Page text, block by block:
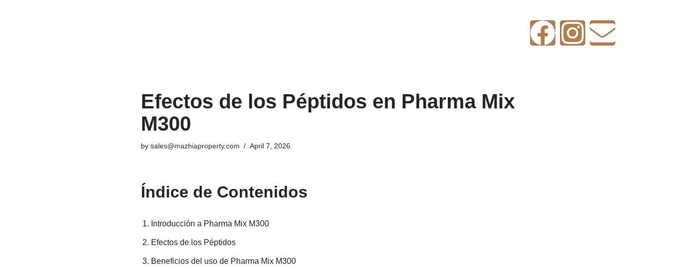
Efectos de los Péptidos en Pharma Mix
M300
by sales@mazhiaproperty.com April 7, 2026
Índice de Contenidos
Introducción a Pharma Mix M300
Efectos de los Péptidos
Beneficios del uso de Pharma Mix M300